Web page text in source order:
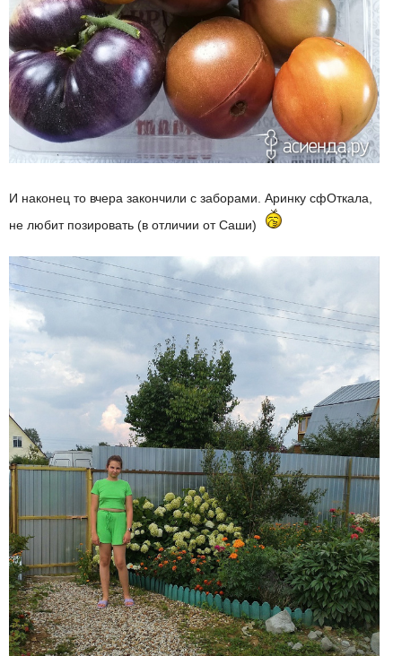
И наконец то вчера закончили с заборами. Аринку сфОткала,
не любит позировать (в отличии от Саши)